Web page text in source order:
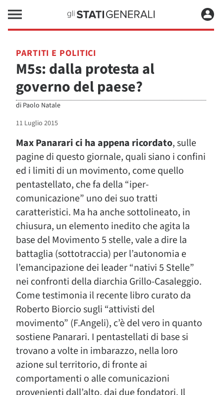
PARTITI E POLITICI
M5s: dalla protesta al
governo del paese?
di Paolo Natale
11 Luglio 2015
Max Panarari ci ha appena ricordato, sulle
pagine di questo giornale, quali siano i confini
ed i limiti di un movimento, come quello
pentastellato, che fa della “iper-
comunicazione” uno dei suo tratti
caratteristici. Ma ha anche sottolineato, in
chiusura, un elemento inedito che agita la
base del Movimento 5 stelle, vale a dire la
battaglia (sottotraccia) per l’autonomia e
l’emancipazione dei leader “nativi 5 Stelle”
nei confronti della diarchia Grillo-Casaleggio.
Come testimonia il recente libro curato da
Roberto Biorcio sugli “attivisti del
movimento” (F.Angeli), c’è del vero in quanto
sostiene Panarari. I pentastellati di base si
trovano a volte in imbarazzo, nella loro
azione sul territorio, di fronte ai
comportamenti o alle comunicazioni